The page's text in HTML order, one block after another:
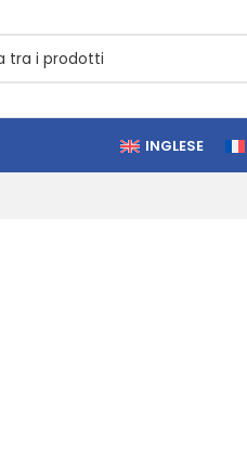
INGLESE